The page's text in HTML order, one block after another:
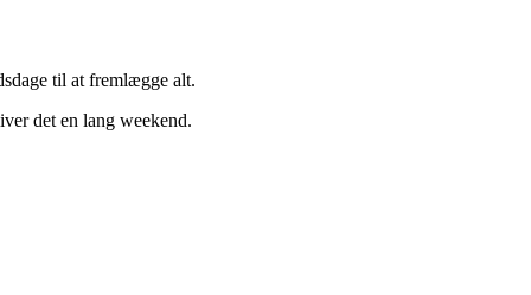
til at fremlægge alt.
det en lang weekend.